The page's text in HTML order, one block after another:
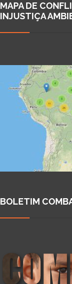
MAPA DE
INJUSTIÇA
BOLETIM